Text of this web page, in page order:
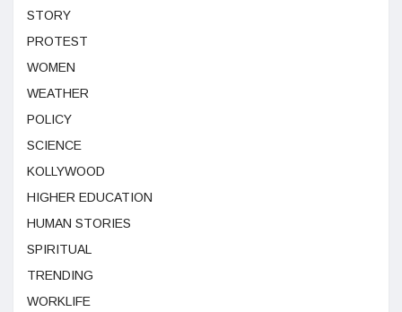
STORY
PROTEST
WOMEN
WEATHER
POLICY
SCIENCE
KOLLYWOOD
HIGHER EDUCATION
HUMAN STORIES
SPIRITUAL
TRENDING
WORKLIFE